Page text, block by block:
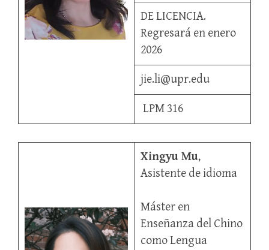
DE LICENCIA.
Regresará en enero
2026
jie.li@upr.edu
LPM 316
Xingyu Mu,
Asistente de idioma
Máster en
Enseñanza del Chino
como Lengua